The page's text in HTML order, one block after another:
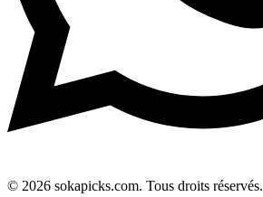
© 2026 sokapicks.com. Tous droits réservés.